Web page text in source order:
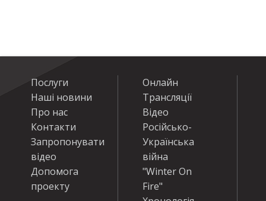
Послуги
Наші новини
Про нас
Контакти
Запропонувати
відео
Допомога
проекту
Онлайн
Трансляції
Відео
Російсько-
Українська
війна
"Winter On
Fire"